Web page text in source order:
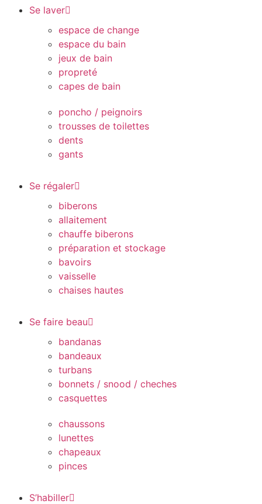
Se laver
espace de change
espace du bain
jeux de bain
propreté
capes de bain
poncho / peignoirs
trousses de toilettes
dents
gants
Se régaler
biberons
allaitement
chauffe biberons
préparation et stockage
bavoirs
vaisselle
chaises hautes
Se faire beau
bandanas
bandeaux
turbans
bonnets / snood / cheches
casquettes
chaussons
lunettes
chapeaux
pinces
S’habiller